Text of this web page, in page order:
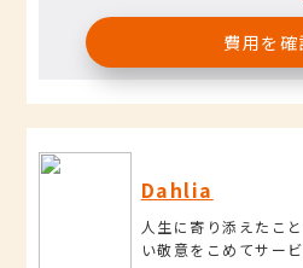
費用を確
Dahlia
人生に寄り添えたこ
い敬意をこめてサー